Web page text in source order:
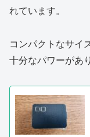
れています。
コンパクトなサイ
十分なパワーがあ